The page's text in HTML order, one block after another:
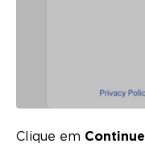
Clique em Continue